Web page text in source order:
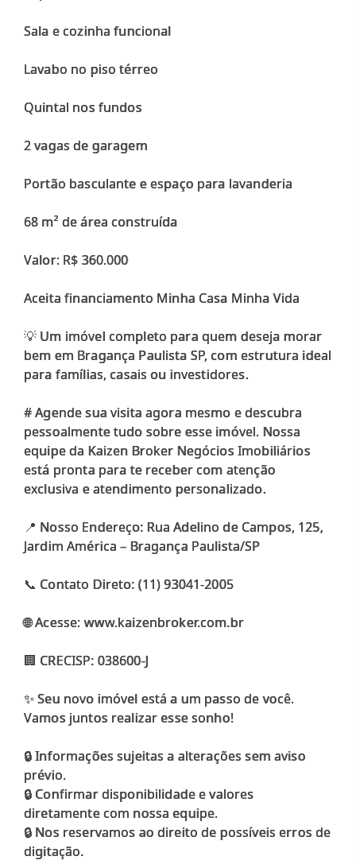
Sala e cozinha funcional
Lavabo no piso térreo
Quintal nos fundos
2 vagas de garagem
Portão basculante e espaço para lavanderia
68 m² de área construída
Valor: R$ 360.000
Aceita financiamento Minha Casa Minha Vida
💡 Um imóvel completo para quem deseja morar
bem em Bragança Paulista SP, com estrutura ideal
para famílias, casais ou investidores.
# Agende sua visita agora mesmo e descubra
pessoalmente tudo sobre esse imóvel. Nossa
equipe da Kaizen Broker Negócios Imobiliários
está pronta para te receber com atenção
exclusiva e atendimento personalizado.
📍 Nosso Endereço: Rua Adelino de Campos, 125,
Jardim América – Bragança Paulista/SP
📞 Contato Direto: (11) 93041-2005
🌐 Acesse: www.kaizenbroker.com.br
🏢 CRECISP: 038600-J
✨ Seu novo imóvel está a um passo de você.
Vamos juntos realizar esse sonho!
🔒 Informações sujeitas a alterações sem aviso
prévio.
🔒 Confirmar disponibilidade e valores
diretamente com nossa equipe.
🔒 Nos reservamos ao direito de possíveis erros de